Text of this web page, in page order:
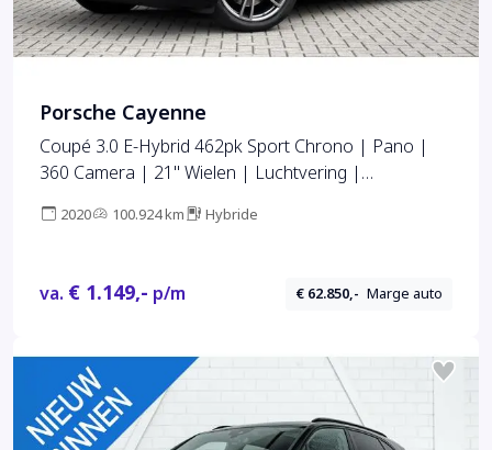
Porsche Cayenne
Coupé 3.0 E-Hybrid 462pk Sport Chrono | Pano |
360 Camera | 21'' Wielen | Luchtvering |
LED Achterlichten donker |
2020 100.924 km Hybride
va. € 1.149,- p/m € 62.850,- Marge auto